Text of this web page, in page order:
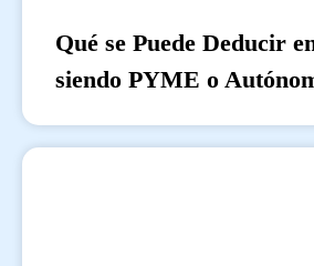
Qué se Puede Deducir
siendo PYME o